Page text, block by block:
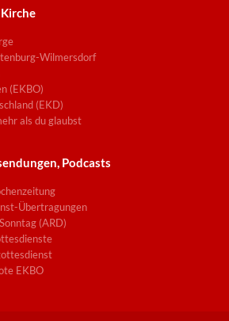
Wilmersdorf
(EKBO)
(EKD)
als du glaubst
Podcasts
Übertragungen
(ARD)
EKBO